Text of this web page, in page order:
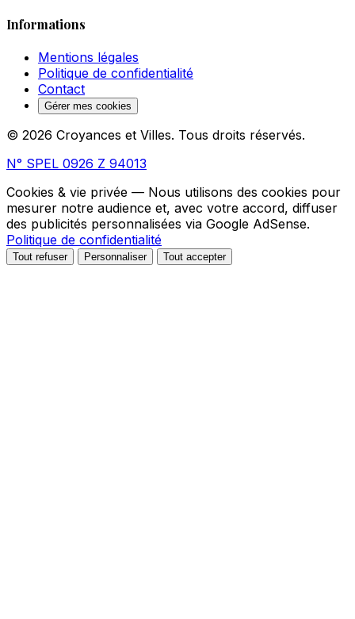
Informations
Mentions légales
Politique de confidentialité
Contact
Gérer mes cookies
© 2026 Croyances et Villes. Tous droits réservés.
N° SPEL 0926 Z 94013
Cookies & vie privée — Nous utilisons des cookies pour
mesurer notre audience et, avec votre accord, diffuser
des publicités personnalisées via Google AdSense.
Politique de confidentialité
Tout refuser Personnaliser Tout accepter